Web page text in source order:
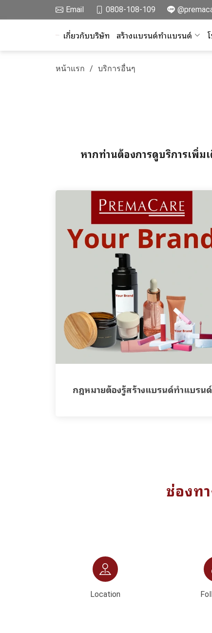
Email 0808-108-109
เกี่ยวกับบริษัท สร้างแบรนด์ทำแบรนด์
หน้าแรก บริการอื่นๆ
หากท่านต้องการดูบริการเพิ่ม
กฎหมายต้องรู้สร้างแบรนด์ทำแบรนด์
ช่องท
Location